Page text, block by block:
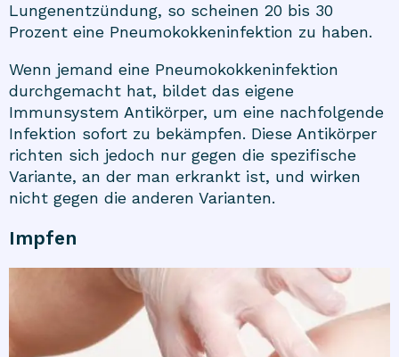
Lungenentzündung, so scheinen 20 bis 30
Prozent eine Pneumokokkeninfektion zu haben.
Wenn jemand eine Pneumokokkeninfektion
durchgemacht hat, bildet das eigene
Immunsystem Antikörper, um eine nachfolgende
Infektion sofort zu bekämpfen. Diese Antikörper
richten sich jedoch nur gegen die spezifische
Variante, an der man erkrankt ist, und wirken
nicht gegen die anderen Varianten.
Impfen